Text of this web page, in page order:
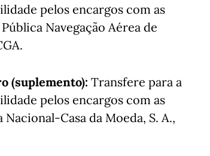
pelos encargos com as
Navegação Aérea de
(suplemento): Transfere para a
pelos encargos com as
Casa da Moeda, S. A.,